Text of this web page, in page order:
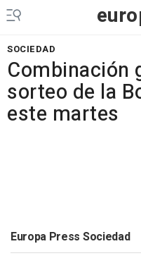
SOCIEDAD
Combinación
sorteo de la
este martes
Europa Press Sociedad